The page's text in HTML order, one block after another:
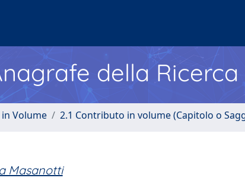
della
Volume 2.1 Contributo in volume (Capitolo o
Masanotti